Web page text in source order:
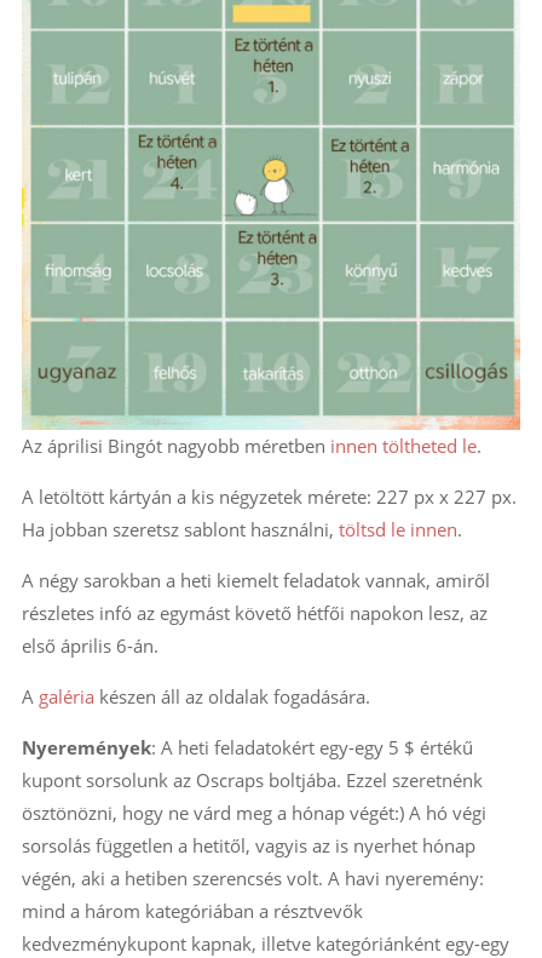
Az áprilisi Bingót nagyobb méretben innen töltheted le.
A letöltött kártyán a kis négyzetek mérete: 227 px x 227 px.
Ha jobban szeretsz sablont használni, töltsd le innen.
A négy sarokban a heti kiemelt feladatok vannak, amiről
részletes infó az egymást követő hétfői napokon lesz, az
első április 6-án.
A galéria készen áll az oldalak fogadására.
Nyeremények: A heti feladatokért egy-egy 5 $ értékű
kupont sorsolunk az Oscraps boltjába. Ezzel szeretnénk
ösztönözni, hogy ne várd meg a hónap végét:) A hó végi
sorsolás független a hetitől, vagyis az is nyerhet hónap
végén, aki a hetiben szerencsés volt. A havi nyeremény:
mind a három kategóriában a résztvevők
kedvezménykupont kapnak, illetve kategóriánként egy-egy